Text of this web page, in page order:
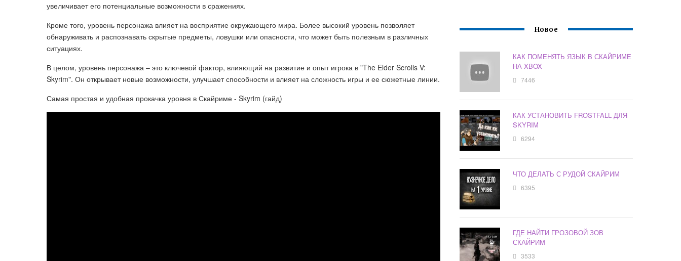
увеличивает его потенциальные возможности в сражениях.
Кроме того, уровень персонажа влияет на восприятие окружающего мира. Более высокий уровень позволяет
обнаруживать и распознавать скрытые предметы, ловушки или опасности, что может быть полезным в различных
ситуациях.
В целом, уровень персонажа – это ключевой фактор, влияющий на развитие и опыт игрока в "The Elder Scrolls V:
Skyrim". Он открывает новые возможности, улучшает способности и влияет на сложность игры и ее сюжетные линии.
Самая простая и удобная прокачка уровня в Скайриме - Skyrim (гайд)
Новое
КАК ПОМЕНЯТЬ ЯЗЫК В СКАЙРИМЕ
НА XBOX
7446
КАК УСТАНОВИТЬ FROSTFALL ДЛЯ
SKYRIM
6294
ЧТО ДЕЛАТЬ С РУДОЙ СКАЙРИМ
6395
ГДЕ НАЙТИ ГРОЗОВОЙ ЗОВ
СКАЙРИМ
3533